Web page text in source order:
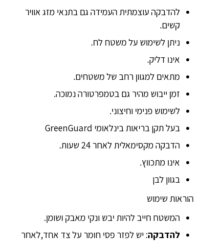
להדבקה עוצמתית העמידה גם בתנאי מזג אוויר
קשים.
ניתן לשימוש על משטח לח.
אינו דליק.
מתאים למגוון רחב של משטחים.
זמן ייבוש מהיר גם בטמפרטורה נמוכה.
לשימוש פנימי וחיצוני.
בעל תקן בריאות בינלאומי GreenGuard
הדבקה מקסימאלית לאחר 24 שעות.
אינו מתכווץ.
בגוון לבן
הוראות שימוש
המשטח חייב להיות יבש ונקי מאבק ושומן.
להדבקה: יש לפזר פסי חומר על צד אחד,לאחר